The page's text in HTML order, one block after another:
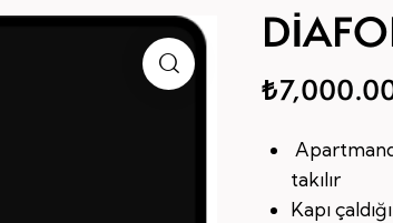
₺
takılır
Kapı